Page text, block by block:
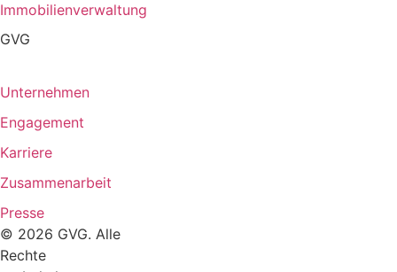
Immobilienverwaltung
GVG
Unternehmen
Engagement
Karriere
Zusammenarbeit
Presse
© 2026 GVG. Alle
Rechte